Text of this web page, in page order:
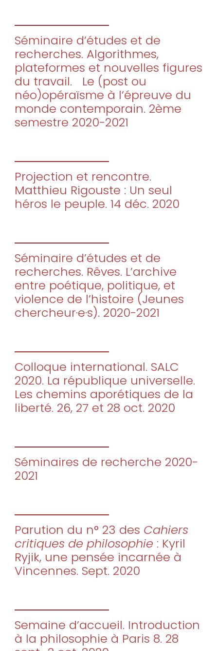
Séminaire d’études et de
recherches. Algorithmes,
plateformes et nouvelles figures
du travail. Le (post ou
néo)opéraïsme à l’épreuve du
monde contemporain. 2ème
semestre 2020-2021
Projection et rencontre.
Matthieu Rigouste : Un seul
héros le peuple. 14 déc. 2020
Séminaire d’études et de
recherches. Rêves. L’archive
entre poétique, politique, et
violence de l’histoire (Jeunes
chercheur·e·s). 2020-2021
Colloque international. SALC
2020. La république universelle.
Les chemins aporétiques de la
liberté. 26, 27 et 28 oct. 2020
Séminaires de recherche 2020-
2021
Parution du n° 23 des Cahiers
critiques de philosophie : Kyril
Ryjik, une pensée incarnée à
Vincennes. Sept. 2020
Semaine d’accueil. Introduction
à la philosophie à Paris 8. 28